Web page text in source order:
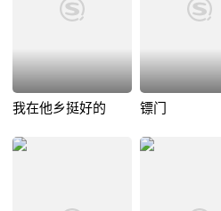
我在他乡挺好的 镖门